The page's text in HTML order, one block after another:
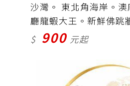
沙灣。 東北角海岸。
廳龍蝦大王。新鮮佛跳
資＋午餐廳龍蝦大王
$ 900 元起